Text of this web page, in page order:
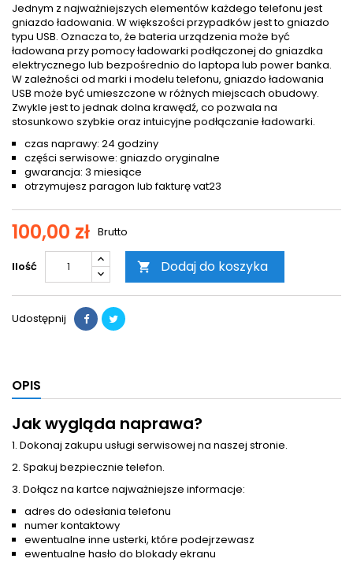
Jednym z najważniejszych elementów każdego telefonu jest
gniazdo ładowania. W większości przypadków jest to gniazdo
typu USB. Oznacza to, że bateria urządzenia może być
ładowana przy pomocy ładowarki podłączonej do gniazdka
elektrycznego lub bezpośrednio do laptopa lub power banka.
W zależności od marki i modelu telefonu, gniazdo ładowania
USB może być umieszczone w różnych miejscach obudowy.
Zwykle jest to jednak dolna krawędź, co pozwala na
stosunkowo szybkie oraz intuicyjne podłączanie ładowarki.
czas naprawy: 24 godziny
części serwisowe: gniazdo oryginalne
gwarancja: 3 miesiące
otrzymujesz paragon lub fakturę vat23
100,00 zł Brutto
Ilość  Dodaj do koszyka
Udostępnij
OPIS
Jak wygląda naprawa?
1. Dokonaj zakupu usługi serwisowej na naszej stronie.
2. Spakuj bezpiecznie telefon.
3. Dołącz na kartce najważniejsze informacje:
adres do odesłania telefonu
numer kontaktowy
ewentualne inne usterki, które podejrzewasz
ewentualne hasło do blokady ekranu